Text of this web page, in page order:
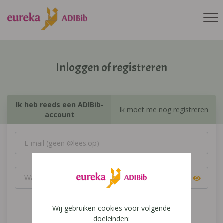
Inloggen of registreren
Ik heb reeds een ADIBib-
account
Ik moet me nog registreren
Inloggen
Wij gebruiken cookies voor volgende
doeleinden: